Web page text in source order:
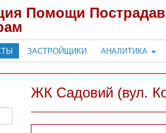
Помощи
ЗАСТРОЙЩИКИ АНАЛИТИКА
ЖК Садовий (вул.